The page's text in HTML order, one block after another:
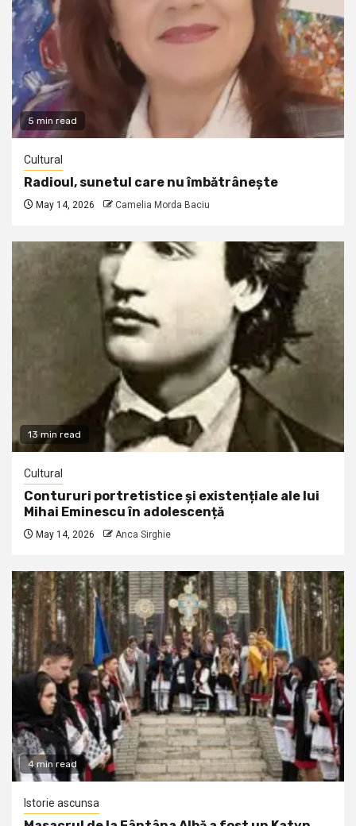
5 min read
Cultural
Radioul, sunetul care nu îmbătrânește
May 14, 2026 Camelia Morda Baciu
13 min read
Cultural
Contururi portretistice și existențiale ale lui
Mihai Eminescu în adolescență
May 14, 2026 Anca Sirghie
4 min read
Istorie ascunsa